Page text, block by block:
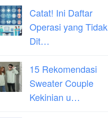
Catat! Ini Daftar
Operasi yang Tidak
Dit…
15 Rekomendasi
Sweater Couple
Kekinian u…